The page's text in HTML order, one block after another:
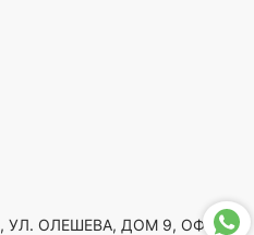
УЛ. ОЛЕШЕВА, ДОМ 9, ОФ. 5,